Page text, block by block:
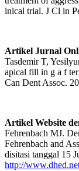
inical trial. J Cl in
Artikel Jurnal
Tasdemir T,
apical fill in g a f
Can Dent Assoc.
Artikel Website
Fehrenbach MJ.
Fehrenbach and
disitasi tanggal 15
http://